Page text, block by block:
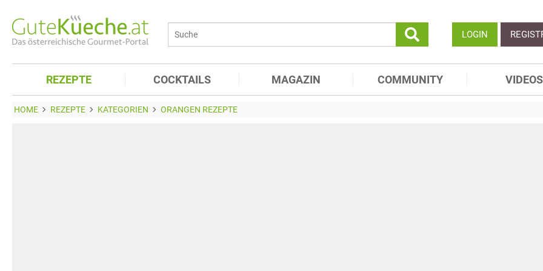
LOGIN
REZEPTE COCKTAILS MAGAZIN COMMUNITY VIDEOS
HOME REZEPTE KATEGORIEN ORANGEN REZEPTE